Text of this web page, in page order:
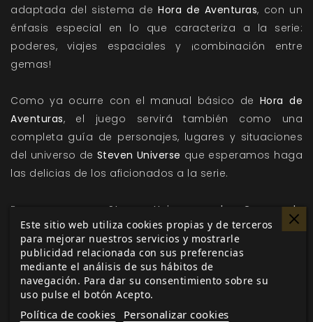
adaptada del sistema deHora de Aventuras, con un
énfasis especial en lo que caracteriza a la serie:
poderes, viajes espaciales y ¡combinación entre
gemas!
Como ya ocurre con el manual básico de Hora de
Aventuras, el juego servirá también como una
completa guía de personajes, lugares y situaciones
del universo de Steven Universe que esperamos haga
las delicias de los aficionados a la serie.
Esperamos que Steven Universe y las Gemas de
Cristal, juego de rolvea la luz durante la primavera de
2018.
Me gusta esto
Este sitio web utiliza cookies propias y de terceros
para mejorar nuestros servicios y mostrarle
publicidad relacionada con sus preferencias
mediante el análisis de sus hábitos de
navegación. Para dar su consentimiento sobre su
uso pulse el botón Acepto.
Política de cookies Personalizar cookies